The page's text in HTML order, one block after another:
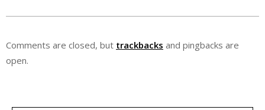
Comments are closed, but trackbacks and pingbacks are
open.